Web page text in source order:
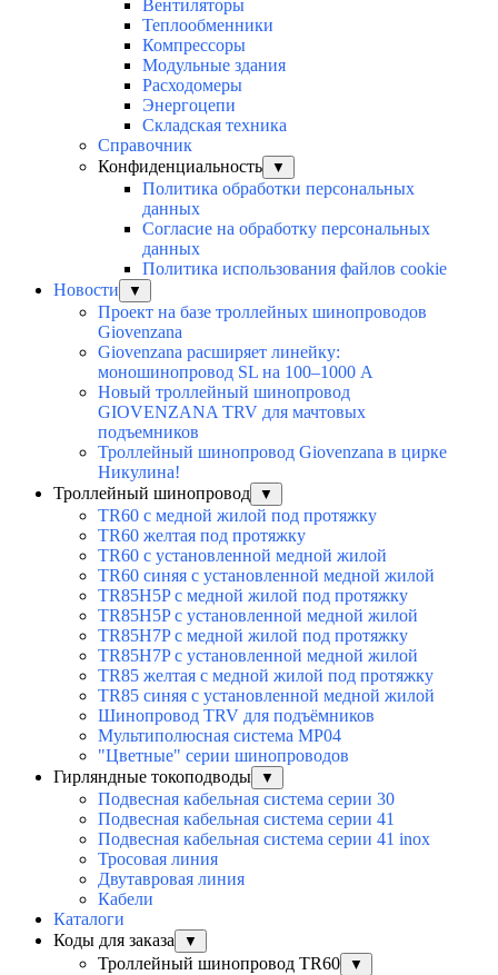
Вентиляторы
Теплообменники
Компрессоры
Модульные здания
Расходомеры
Энергоцепи
Складская техника
Справочник
Конфиденциальность
▼
Политика обработки персональных
данных
Согласие на обработку персональных
данных
Политика использования файлов cookie
Новости
▼
Проект на базе троллейных шинопроводов
Giovenzana
Giovenzana расширяет линейку:
моношинопровод SL на 100–1000 А
Новый троллейный шинопровод
GIOVENZANA TRV для мачтовых
подъемников
Троллейный шинопровод Giovenzana в цирке
Никулина!
Троллейный шинопровод
▼
TR60 с медной жилой под протяжку
TR60 желтая под протяжку
TR60 с установленной медной жилой
TR60 синяя с установленной медной жилой
TR85H5P с медной жилой под протяжку
TR85H5P с установленной медной жилой
TR85H7P с медной жилой под протяжку
TR85H7P с установленной медной жилой
TR85 желтая с медной жилой под протяжку
TR85 синяя с установленной медной жилой
Шинопровод TRV для подъёмников
Мультиполюсная система MP04
"Цветные" серии шинопроводов
Гирляндные токоподводы
▼
Подвесная кабельная система серии 30
Подвесная кабельная система серии 41
Подвесная кабельная система серии 41 inox
Тросовая линия
Двутавровая линия
Кабели
Каталоги
Коды для заказа
▼
Троллейный шинопровод TR60 ▼